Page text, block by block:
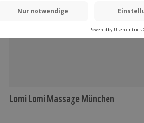
-15% CLUB DEAL
Lomi Lomi Massage München